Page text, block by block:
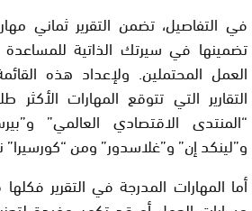
في التفاصيل، تضمن التقرير ثماني
تضمينها في سيرتك الذاتية
العمل المحتملين. ولإعداد هذه
“المنتدى الاقتصادي العالمي”
و”لينكد إن” و”غلاسدور” ومن
أما المهارات المدرجة في التقرير